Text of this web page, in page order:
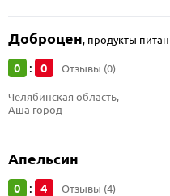
Доброцен, продукты
0 : 0 Отзывы (0)
Челябинская область,
Аша город
Апельсин
0 : 4 Отзывы (4)